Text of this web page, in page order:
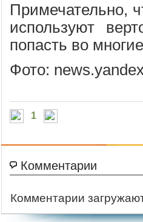
Примечательно,
используют
попасть во
Фото:
1
Комментарии
Комментарии